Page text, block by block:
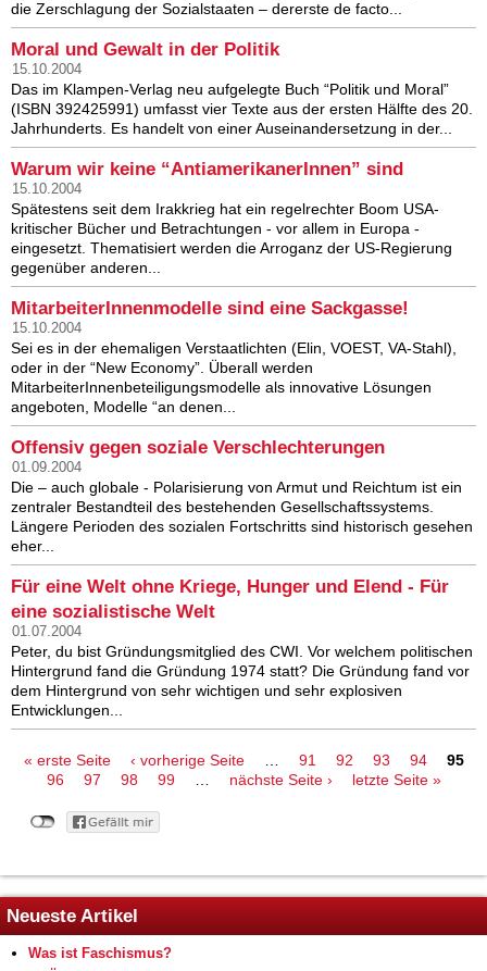
die Zerschlagung der Sozialstaaten – dererste de facto...
Moral und Gewalt in der Politik
15.10.2004
Das im Klampen-Verlag neu aufgelegte Buch “Politik und Moral”
(ISBN 392425991) umfasst vier Texte aus der ersten Hälfte des 20.
Jahrhunderts. Es handelt von einer Auseinandersetzung in der...
Warum wir keine “AntiamerikanerInnen” sind
15.10.2004
Spätestens seit dem Irakkrieg hat ein regelrechter Boom USA-
kritischer Bücher und Betrachtungen - vor allem in Europa -
eingesetzt. Thematisiert werden die Arroganz der US-Regierung
gegenüber anderen...
MitarbeiterInnenmodelle sind eine Sackgasse!
15.10.2004
Sei es in der ehemaligen Verstaatlichten (Elin, VOEST, VA-Stahl),
oder in der “New Economy”. Überall werden
MitarbeiterInnenbeteiligungsmodelle als innovative Lösungen
angeboten, Modelle “an denen...
Offensiv gegen soziale Verschlechterungen
01.09.2004
Die – auch globale - Polarisierung von Armut und Reichtum ist ein
zentraler Bestandteil des bestehenden Gesellschaftssystems.
Längere Perioden des sozialen Fortschritts sind historisch gesehen
eher...
Für eine Welt ohne Kriege, Hunger und Elend - Für
eine sozialistische Welt
01.07.2004
Peter, du bist Gründungsmitglied des CWI. Vor welchem politischen
Hintergrund fand die Gründung 1974 statt? Die Gründung fand vor
dem Hintergrund von sehr wichtigen und sehr explosiven
Entwicklungen...
Seiten
« erste Seite ‹ vorherige Seite … 91 92 93 94
95
96
97 98 99 … nächste Seite › letzte Seite »
Neueste Artikel
Was ist Faschismus?